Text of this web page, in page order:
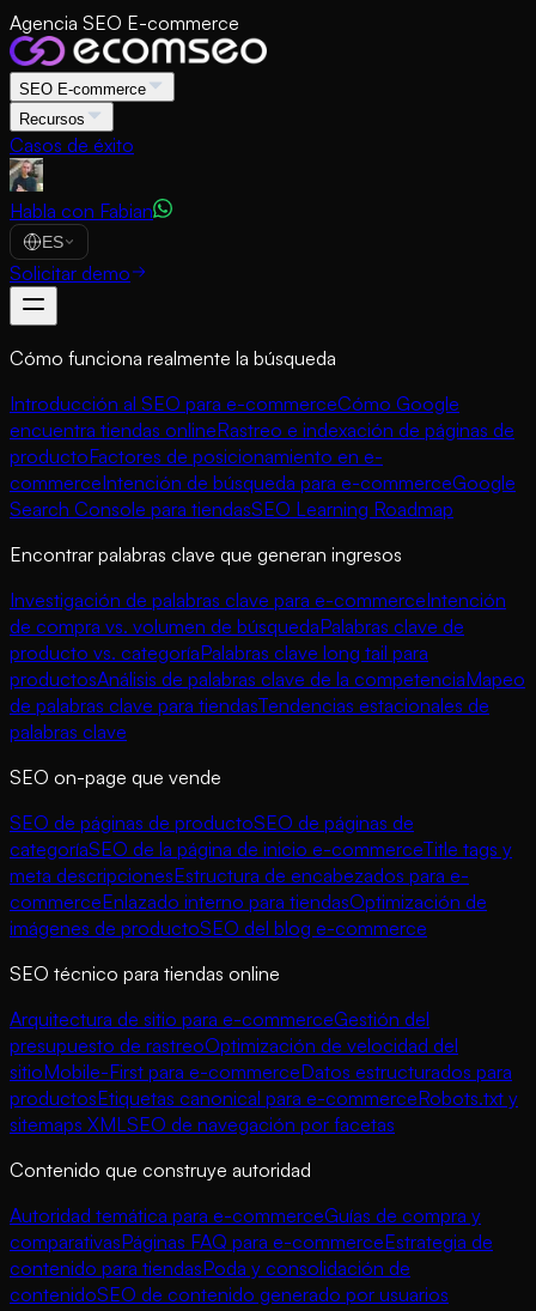
Agencia SEO E-commerce
SEO E-commerce
Recursos
Casos de éxito
Habla con Fabian
ES
Solicitar demo
Cómo funciona realmente la búsqueda
Introducción al SEO para e-commerceCómo Google
encuentra tiendas onlineRastreo e indexación de páginas de
productoFactores de posicionamiento en e-
commerceIntención de búsqueda para e-commerceGoogle
Search Console para tiendasSEO Learning Roadmap
Encontrar palabras clave que generan ingresos
Investigación de palabras clave para e-commerceIntención
de compra vs. volumen de búsquedaPalabras clave de
producto vs. categoríaPalabras clave long tail para
productosAnálisis de palabras clave de la competenciaMapeo
de palabras clave para tiendasTendencias estacionales de
palabras clave
SEO on-page que vende
SEO de páginas de productoSEO de páginas de
categoríaSEO de la página de inicio e-commerceTitle tags y
meta descripcionesEstructura de encabezados para e-
commerceEnlazado interno para tiendasOptimización de
imágenes de productoSEO del blog e-commerce
SEO técnico para tiendas online
Arquitectura de sitio para e-commerceGestión del
presupuesto de rastreoOptimización de velocidad del
sitioMobile-First para e-commerceDatos estructurados para
productosEtiquetas canonical para e-commerceRobots.txt y
sitemaps XMLSEO de navegación por facetas
Contenido que construye autoridad
Autoridad temática para e-commerceGuías de compra y
comparativasPáginas FAQ para e-commerceEstrategia de
contenido para tiendasPoda y consolidación de
contenidoSEO de contenido generado por usuarios